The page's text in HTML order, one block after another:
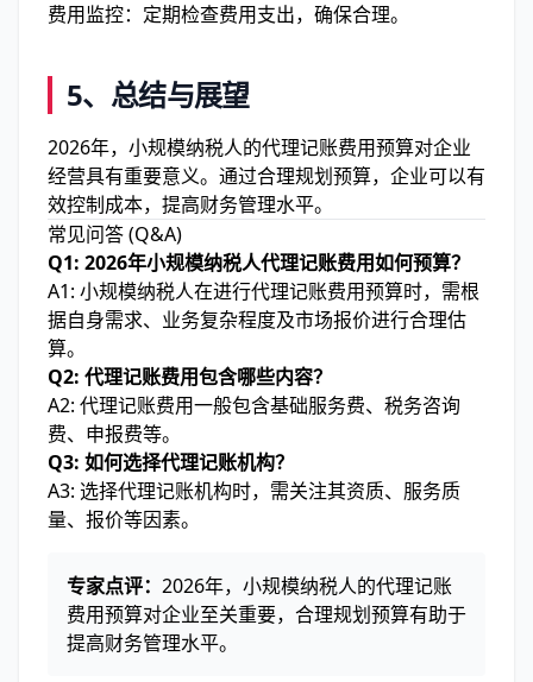
费用监控：定期检查费用支出，确保合理。
5、 总结与展望
2026年，小规模纳税人的代理记账费用预算对企业
经营具有重要意义。通过合理规划预算，企业可以有
效控制成本，提高财务管理水平。
常见问答 (Q&A)
Q1: 2026年小规模纳税人代理记账费用如何预算？
A1: 小规模纳税人在进行代理记账费用预算时，需根
据自身需求、业务复杂程度及市场报价进行合理估
算。
Q2: 代理记账费用包含哪些内容？
A2: 代理记账费用一般包含基础服务费、税务咨询
费、申报费等。
Q3: 如何选择代理记账机构？
A3: 选择代理记账机构时，需关注其资质、服务质
量、报价等因素。
专家点评： 2026年，小规模纳税人的代理记账
费用预算对企业至关重要，合理规划预算有助于
提高财务管理水平。